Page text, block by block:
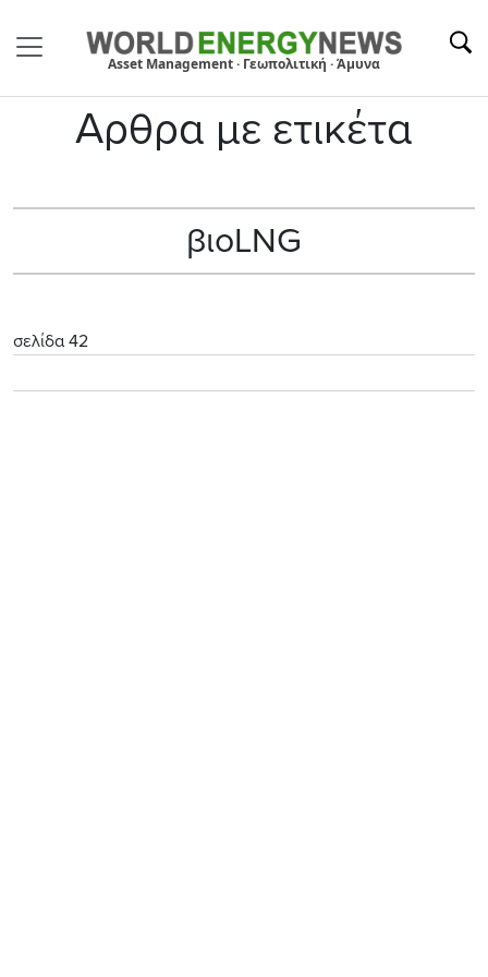
Asset Management · Γεωπολιτική · Άμυνα
Αρθρα με ετικέτα
βιοLNG
σελίδα 42